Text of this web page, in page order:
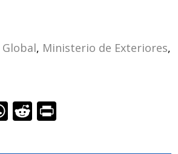
Global, Ministerio de Exteriores,
W R